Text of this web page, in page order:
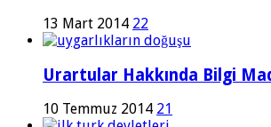
13 Mart 2014 22
Urartular Hakkında Bilgi
10 Temmuz 2014 21